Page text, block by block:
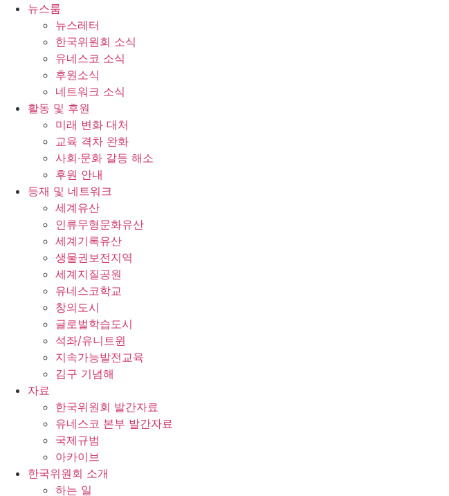
뉴스룸
뉴스레터
한국위원회 소식
유네스코 소식
후원소식
네트워크 소식
활동 및 후원
미래 변화 대처
교육 격차 완화
사회∙문화 갈등 해소
후원 안내
등재 및 네트워크
세계유산
인류무형문화유산
세계기록유산
생물권보전지역
세계지질공원
유네스코학교
창의도시
글로벌학습도시
석좌/유니트윈
지속가능발전교육
김구 기념해
자료
한국위원회 발간자료
유네스코 본부 발간자료
국제규범
아카이브
한국위원회 소개
하는 일